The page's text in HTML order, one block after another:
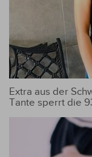
Extra aus der
Tante sperrt die